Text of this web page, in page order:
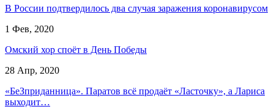
В России подтвердилось два случая заражения коронавирусом
1 Фев, 2020
Омский хор споёт в День Победы
28 Апр, 2020
«БеЗприданница». Паратов всё продаёт «Ласточку», а Лариса
выходит…